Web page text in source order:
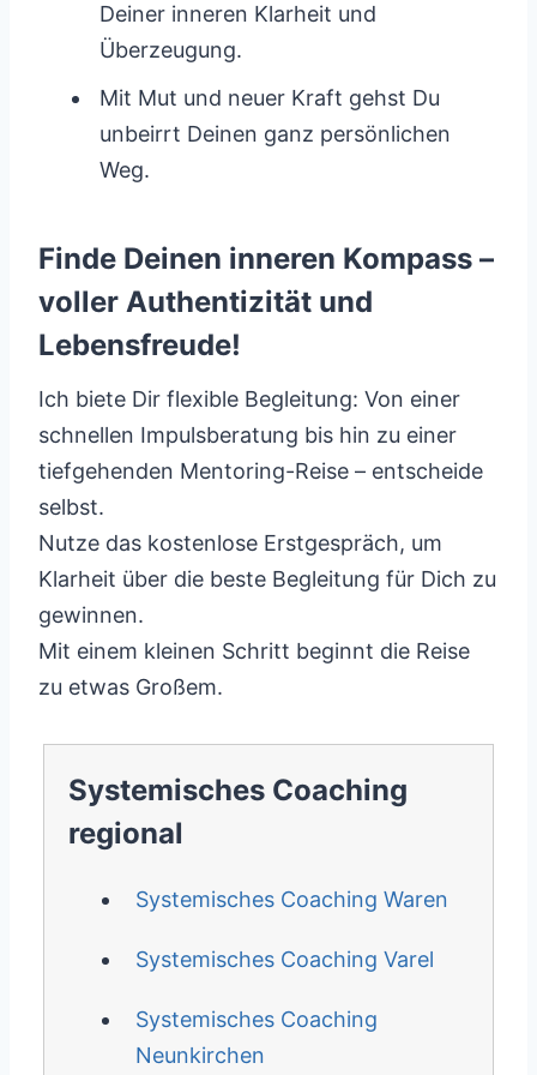
Deiner inneren Klarheit und
Überzeugung.
Mit Mut und neuer Kraft gehst Du
unbeirrt Deinen ganz persönlichen
Weg.
Finde Deinen inneren Kompass –
voller Authentizität und
Lebensfreude!
Ich biete Dir flexible Begleitung: Von einer
schnellen Impulsberatung bis hin zu einer
tiefgehenden Mentoring-Reise – entscheide
selbst.
Nutze das kostenlose Erstgespräch, um
Klarheit über die beste Begleitung für Dich zu
gewinnen.
Mit einem kleinen Schritt beginnt die Reise
zu etwas Großem.
Systemisches Coaching
regional
Systemisches Coaching Waren
Systemisches Coaching Varel
Systemisches Coaching
Neunkirchen